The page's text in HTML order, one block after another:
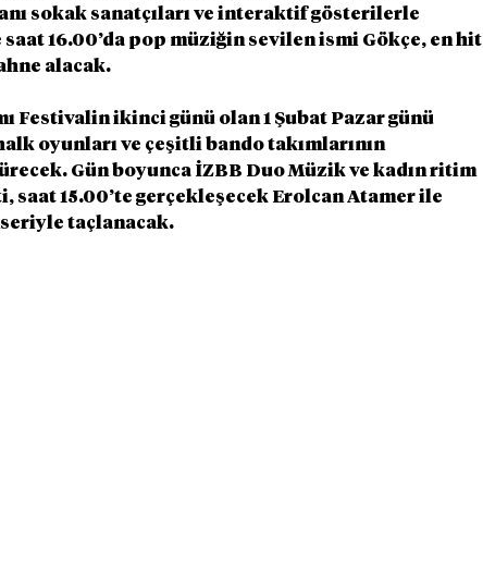
sokak sanatçıları ve interaktif gösterilerle
16.00’da pop müziğin sevilen ismi Gökçe, en hit
alacak.
Festivalin ikinci günü olan 1 Şubat Pazar günü
oyunları ve çeşitli bando takımlarının
Gün boyunca İZBB Duo Müzik ve kadın ritim
saat 15.00’te gerçekleşecek Erolcan Atamer ile
taçlanacak.